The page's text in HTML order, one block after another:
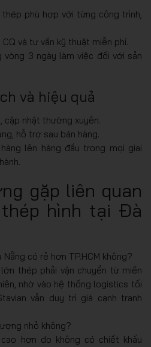
phù hợp với từng công trình,
và tư vấn kỹ thuật miễn phí.
vòng 3 ngày làm việc đối với sản
và hiệu quả
cập nhật thường xuyên.
hỗ trợ sau bán hàng.
lên hàng đầu trong mọi giai
gặp liên quan
hình tại Đà
có rẻ hơn TP.HCM không?
thép phải vận chuyển từ miền
nhờ vào hệ thống logistics tối
vẫn duy trì giá cạnh tranh
nhỏ không?
hơn do không có chiết khấu